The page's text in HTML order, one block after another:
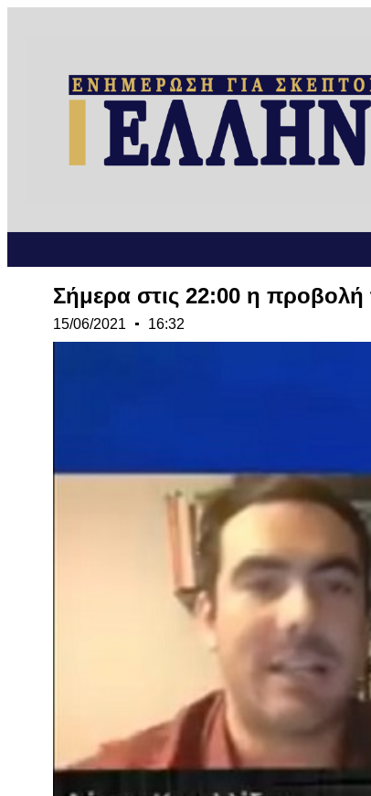
Σήμερα στις 22:00 η
15/06/2021 16:32